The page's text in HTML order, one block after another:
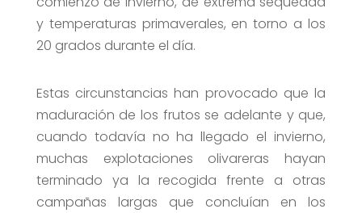
y temperaturas primaverales, en torno a los
20 grados durante el día.
Estas circunstancias han provocado que la
maduración de los frutos se adelante y que,
cuando todavía no ha llegado el invierno,
muchas explotaciones olivareras hayan
terminado ya la recogida frente a otras
campañas largas que concluían en los